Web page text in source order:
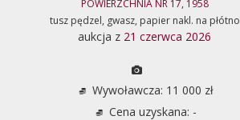
POWIERZCHNIA NR 17, 1958
tusz pędzel, gwasz, papier nakl. na płótno
aukcja z 21 czerwca 2026
Wywoławcza: 11 000 zł
Cena uzyskana: -